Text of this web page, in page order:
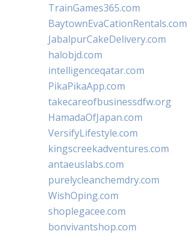
TrainGames365.com
BaytownEvaCationRentals.com
JabalpurCakeDelivery.com
halobjd.com
intelligenceqatar.com
PikaPikaApp.com
takecareofbusinessdfw.org
HamadaOfJapan.com
VersifyLifestyle.com
kingscreekadventures.com
antaeuslabs.com
purelycleanchemdry.com
WishOping.com
shoplegacee.com
bonvivantshop.com